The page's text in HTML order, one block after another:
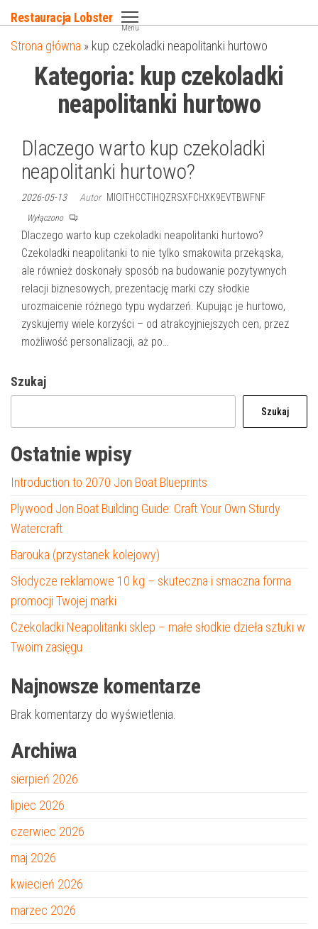
do
treści
Restauracja Lobster
Menu
Strona główna » kup czekoladki neapolitanki hurtowo
Kategoria: kup czekoladki
neapolitanki hurtowo
Dlaczego warto kup czekoladki
neapolitanki hurtowo?
2026-05-13 Autor MIOITHCCTIHQZRSXFCHXK9EVTBWFNF
Wyłączono
Dlaczego warto kup czekoladki neapolitanki hurtowo?
Czekoladki neapolitanki to nie tylko smakowita przekąska,
ale również doskonały sposób na budowanie pozytywnych
relacji biznesowych, prezentację marki czy słodkie
urozmaicenie różnego typu wydarzeń. Kupując je hurtowo,
zyskujemy wiele korzyści – od atrakcyjniejszych cen, przez
możliwość personalizacji, aż po…
Szukaj
Szukaj
Ostatnie wpisy
Introduction to 2070 Jon Boat Blueprints
Plywood Jon Boat Building Guide: Craft Your Own Sturdy
Watercraft
Barouka (przystanek kolejowy)
Słodycze reklamowe 10 kg – skuteczna i smaczna forma
promocji Twojej marki
Czekoladki Neapolitanki sklep – małe słodkie dzieła sztuki w
Twoim zasięgu
Najnowsze komentarze
Brak komentarzy do wyświetlenia.
Archiwa
sierpień 2026
lipiec 2026
czerwiec 2026
maj 2026
kwiecień 2026
marzec 2026